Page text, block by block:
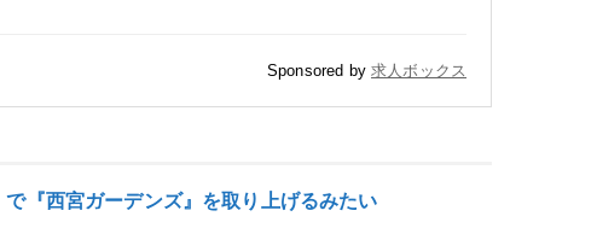
Sponsored by求人ボックス
『西宮ガーデンズ』を取り上げるみたい